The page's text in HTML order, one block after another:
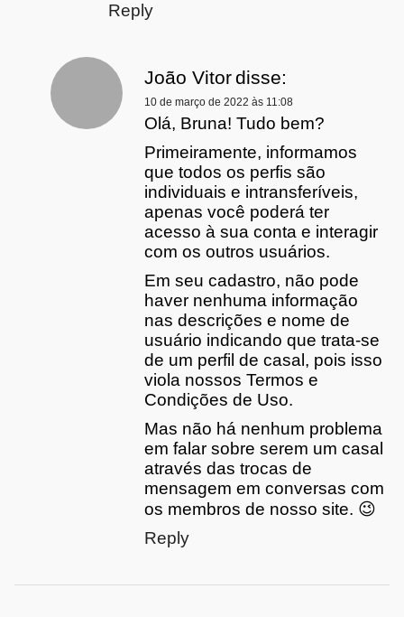
Reply
João Vitordisse:
10 de março de 2022 às 11:08
Olá, Bruna! Tudo bem?
Primeiramente, informamos
que todos os perfis são
individuais e intransferíveis,
apenas você poderá ter
acesso à sua conta e interagir
com os outros usuários.
Em seu cadastro, não pode
haver nenhuma informação
nas descrições e nome de
usuário indicando que trata-se
de um perfil de casal, pois isso
viola nossos Termos e
Condições de Uso.
Mas não há nenhum problema
em falar sobre serem um casal
através das trocas de
mensagem em conversas com
os membros de nosso site. 😉
Reply